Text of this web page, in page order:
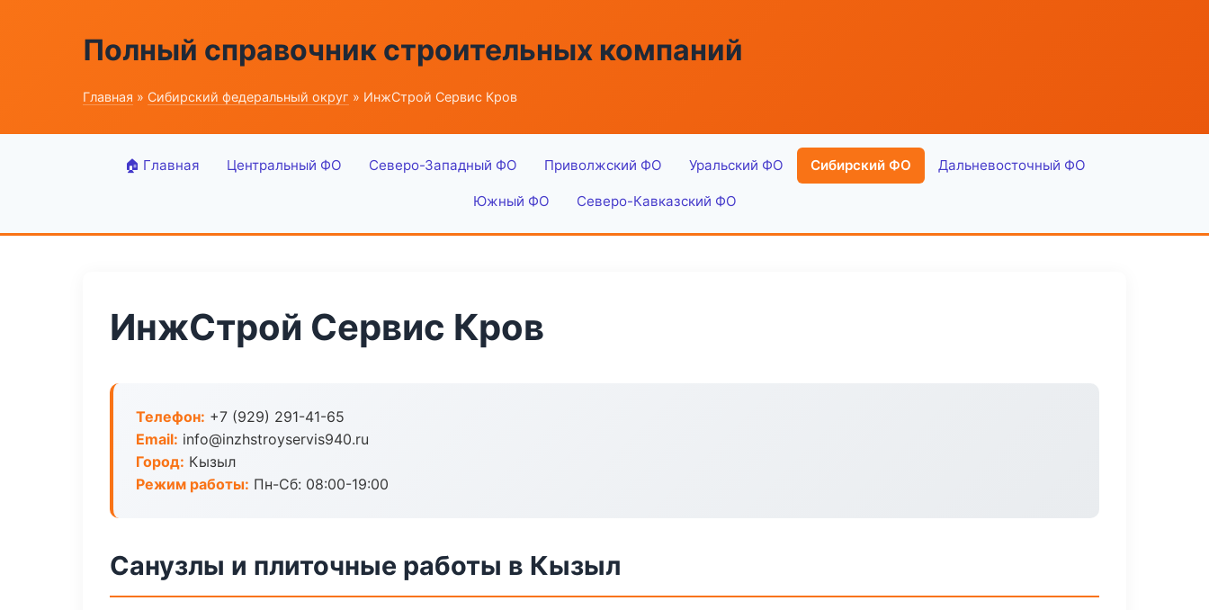
Полный справочник строительных компаний
Главная » Сибирский федеральный округ » ИнжСтрой Сервис Кров
🏠 Главная Центральный ФО Северо-Западный ФО Приволжский ФО Уральский ФО Сибирский ФО Дальневосточный ФО
Южный ФО Северо-Кавказский ФО
ИнжСтрой Сервис Кров
Телефон: +7 (929) 291-41-65
Email: info@inzhstroyservis940.ru
Город: Кызыл
Режим работы: Пн-Сб: 08:00-19:00
Санузлы и плиточные работы в Кызыл